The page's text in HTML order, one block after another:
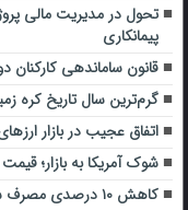
تحول در مدیریت مالی
پیمانکاری
قانون ساماندهی کارکنان
گرم‌ترین سال تاریخ کره
اتفاق عجیب در بازار
شوک آمریکا به بازار؛ قیمت
کاهش ۱۰ درصدی مصرف سوخت هواپیما با استفاده از هوش مصنوعی